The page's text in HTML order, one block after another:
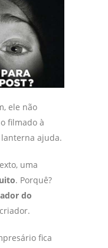
ele não
filmado à
ajuda.
uma
. Porquê?
do
fica